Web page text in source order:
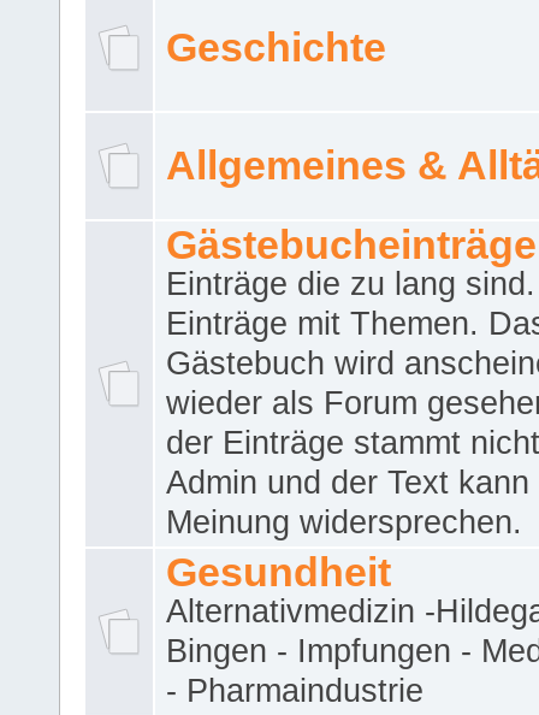
Geschichte
Allgemeines &
Gästebucheinträge
Einträge die zu lang
Einträge mit Themen.
Gästebuch wird
wieder als Forum
der Einträge stammt
Admin und der Text kann
Meinung widersprechen.
Gesundheit
Alternativmedizin -
Bingen - Impfungen -
- Pharmaindustrie